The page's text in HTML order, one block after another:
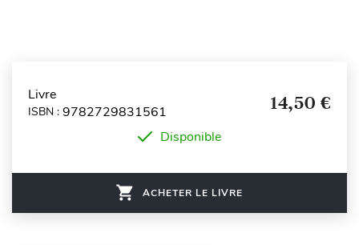
Livre
ISBN : 9782729831561 14,50 €
Disponible
ACHETER LE LIVRE